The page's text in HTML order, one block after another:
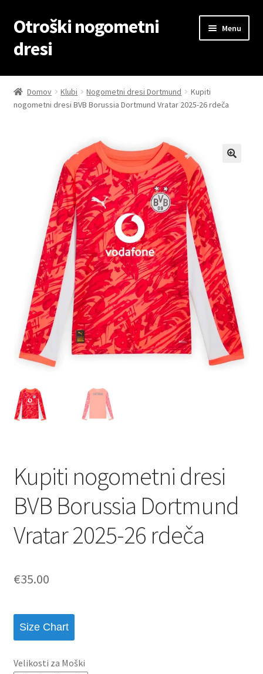
Skip
to
navigation
Skip
to
content
Otroški nogometni
dresi
Menu
Domov
Blog
Trgovina
Zaključek nakupa
Domov Klubi Nogometni dresi Dortmund
Kupiti
nogometni dresi BVB Borussia Dortmund Vratar 2025-26 rdeča
Kupiti nogometni dresi
BVB Borussia Dortmund
Vratar 2025-26 rdeča
€35.00
Size Chart
Velikosti za Moški